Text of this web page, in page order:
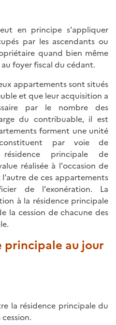
en principe s'appliquer
par les ascendants ou
quand bien même
foyer fiscal du cédant.
appartements sont situés
et que leur acquisition a
par le nombre des
du contribuable, il est
forment une unité
par voie de
principale de
réalisée à l'occasion de
de ces appartements
de l'exonération. La
à la résidence principale
la cession de chacune des
principale au jour
la résidence principale du